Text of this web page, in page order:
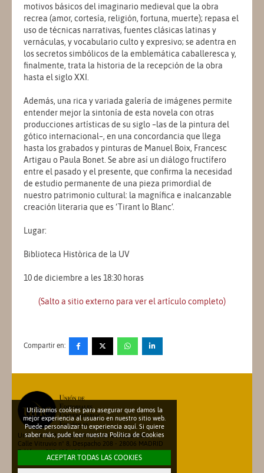
motivos básicos del imaginario medieval que la obra
recrea (amor, cortesía, religión, fortuna, muerte); repasa el
uso de técnicas narrativas, fuentes clásicas latinas y
vernáculas, y vocabulario culto y expresivo; se adentra en
los secretos simbólicos de la emblemática caballeresca y,
finalmente, trata la historia de la recepción de la obra
hasta el siglo XXI.
Además, una rica y variada galería de imágenes permite
entender mejor la sintonía de esta novela con otras
producciones artísticas de su siglo –las de la pintura del
gótico internacional–, en una concordancia que llega
hasta los grabados y pinturas de Manuel Boix, Francesc
Artigau o Paula Bonet. Se abre así un diálogo fructífero
entre el pasado y el presente, que confirma la necesidad
de estudio permanente de una pieza primordial de
nuestro patrimonio cultural: la magnífica e inalcanzable
creación literaria que es ‘Tirant lo Blanc’.
Lugar:
Biblioteca Històrica de la UV
10 de diciembre a les 18:30 horas
(Salto a sitio externo para ver el artículo completo)
Compartir en:
Unión de Editoriales Universitarias Españolas
Calle Vitruvio nº 8, Despacho 208 - 28006 MADRID
Teléfono: 913 600 698
secretariatecnica@une.es
Utilizamos cookies para asegurar que damos la
mejor experiencia al usuario en nuestro sitio web.
Puede personalizar tu experiencia aquí. Si quiere
saber más, pude leer nuestraPolítica de Cookies
ACEPTAR TODAS LAS COOKIES